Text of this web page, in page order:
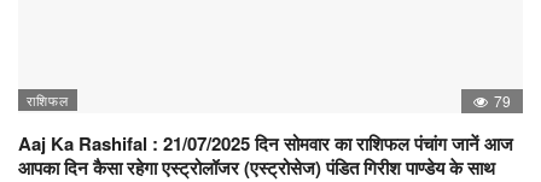
राशिफल 79
Aaj Ka Rashifal : 21/07/2025 दिन सोमवार का राशिफल पंचांग जानें आज
आपका दिन कैसा रहेगा एस्ट्रोलॉजर (एस्ट्रोसेज) पंडित गिरीश पाण्डेय के साथ